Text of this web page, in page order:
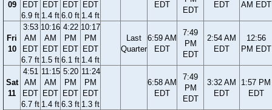
09
EDT
6.9 ft
EDT
1.4 ft
EDT
6.0 ft
EDT
1.4 ft
EDT
EDT
EDT AM EDT
Fri
10
3:53
AM
EDT
6.7 ft
10:16
AM
EDT
1.5 ft
4:22
PM
EDT
6.1 ft
10:17
PM
EDT
1.4 ft
Last
Quarter
6:59 AM
EDT
7:49
PM
EDT
2:54 AM
EDT
12:56
PM EDT
Sat
11
4:51
AM
EDT
6.7 ft
11:15
AM
EDT
1.4 ft
5:20
PM
EDT
6.3 ft
11:24
PM
EDT
1.3 ft
6:58 AM
EDT
7:49
PM
EDT
3:32 AM
EDT
1:57 PM
EDT